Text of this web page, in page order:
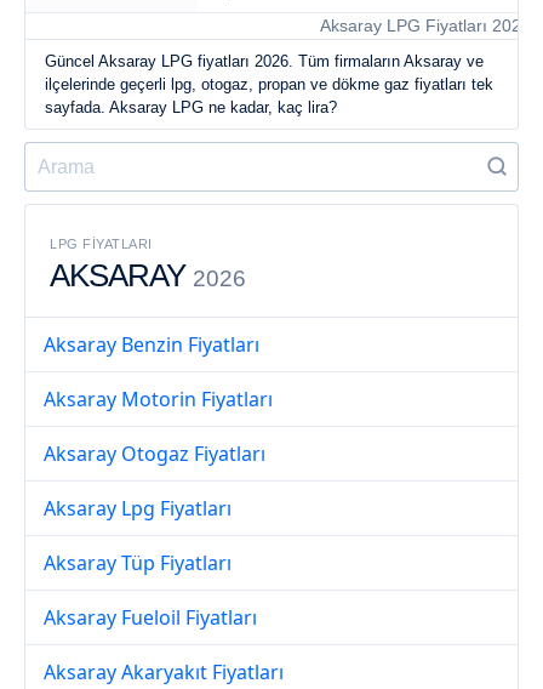
Aksaray LPG Fiyatları 2026
Güncel Aksaray LPG fiyatları 2026. Tüm firmaların Aksaray ve
ilçelerinde geçerli lpg, otogaz, propan ve dökme gaz fiyatları tek
sayfada. Aksaray LPG ne kadar, kaç lira?
LPG FIYATLARI
AKSARAY 2026
Aksaray Benzin Fiyatları
Aksaray Motorin Fiyatları
Aksaray Otogaz Fiyatları
Aksaray Lpg Fiyatları
Aksaray Tüp Fiyatları
Aksaray Fueloil Fiyatları
Aksaray Akaryakıt Fiyatları